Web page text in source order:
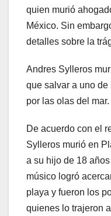
quien murió
México. Sin
detalles sobre la
Andres Sylleros
que salvar a uno
por las olas del mar.
De acuerdo con el
Sylleros murió en
a su hijo de 18
músico logró
playa y fueron los
quienes lo trajeron